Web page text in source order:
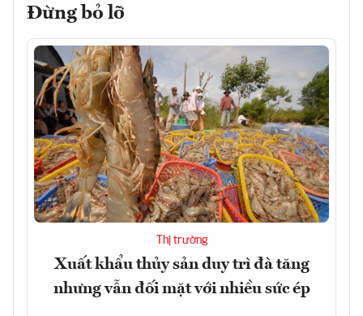
Đừng bỏ lỡ
Thị trường
Xuất khẩu thủy sản duy trì đà tăng
nhưng vẫn đối mặt với nhiều sức ép